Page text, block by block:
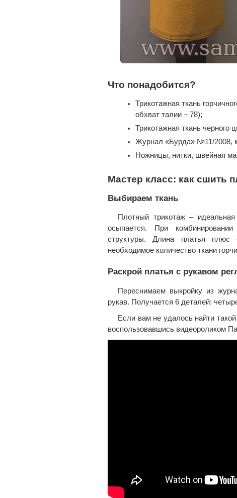
Что понадобится?
Трикотажная ткань
обхват талии – 78);
Трикотажная ткань черного
Журнал «Бурда» №11/2008,
Ножницы, нитки, швейная
Мастер класс: как сшить
Выбираем ткань
Плотный трикотаж –
осыпается. При
структуры. Длина платья плюс
необходимое количество ткани
Раскрой платья с рукавом
Переснимаем выкройку из
рукав. Получается 6 деталей:
Если вам не удалось найти
воспользовавшись видеороликом